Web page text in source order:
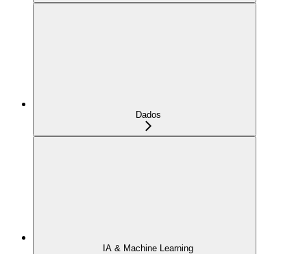
Dados
IA & Machine Learning